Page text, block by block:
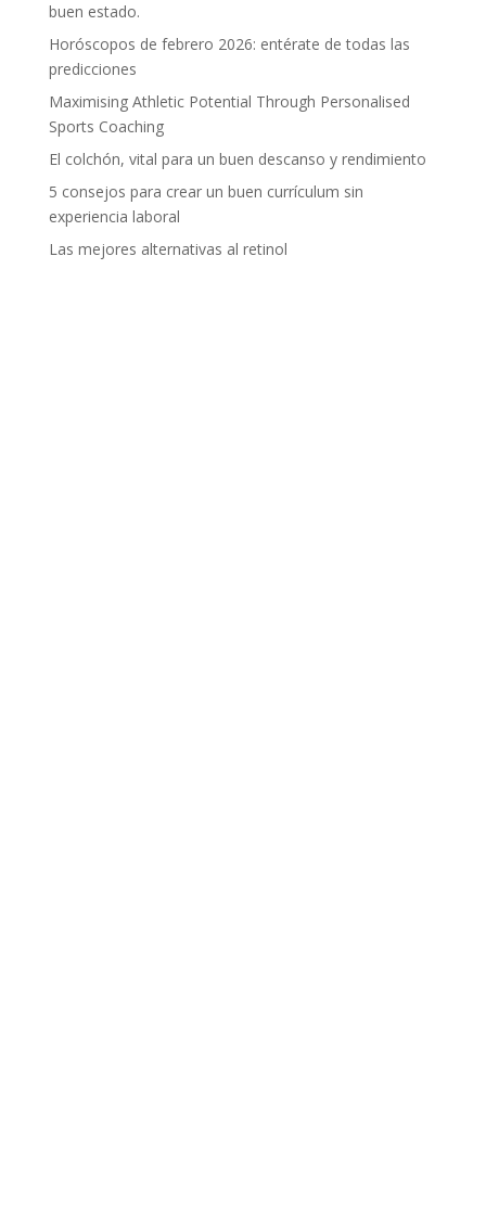
buen estado.
Horóscopos de febrero 2026: entérate de todas las
predicciones
Maximising Athletic Potential Through Personalised
Sports Coaching
El colchón, vital para un buen descanso y rendimiento
5 consejos para crear un buen currículum sin
experiencia laboral
Las mejores alternativas al retinol